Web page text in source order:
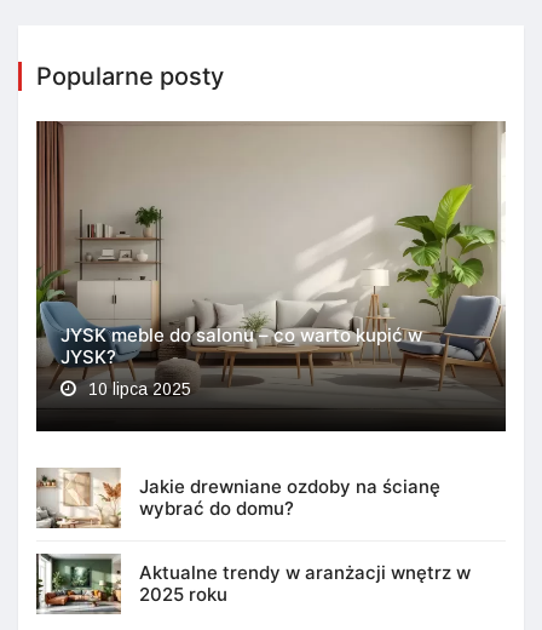
Popularne posty
JYSK meble do salonu – co warto kupić w
JYSK?
10 lipca 2025
Jakie drewniane ozdoby na ścianę
wybrać do domu?
Aktualne trendy w aranżacji wnętrz w
2025 roku